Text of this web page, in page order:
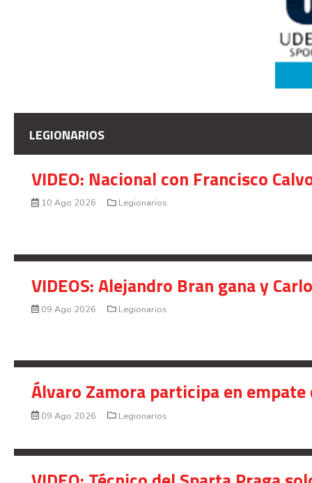
LEGIONARIOS
VIDEO: Nacional con Francisco
10 Ago 2026 Legionarios
VIDEOS: Alejandro Bran gana y
09 Ago 2026 Legionarios
Álvaro Zamora participa en
09 Ago 2026 Legionarios